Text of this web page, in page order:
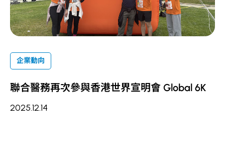
企業動向
聯合醫務再次參與香港世界宣明會 Global 6K
2025.12.14